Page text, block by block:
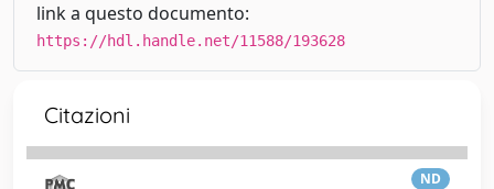
link a questo documento:
https://hdl.handle.net/11588/193628
Citazioni
ND